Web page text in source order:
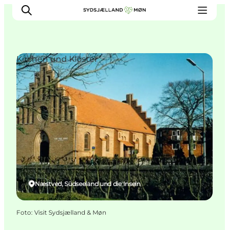
Erleben
Städte und Orte
Events
Essen
Unterkunft
Reise planen
Næstved, Südseeland und die Inseln
Kirchen und Klöster
Foto: Visit Sydsjælland & Møn